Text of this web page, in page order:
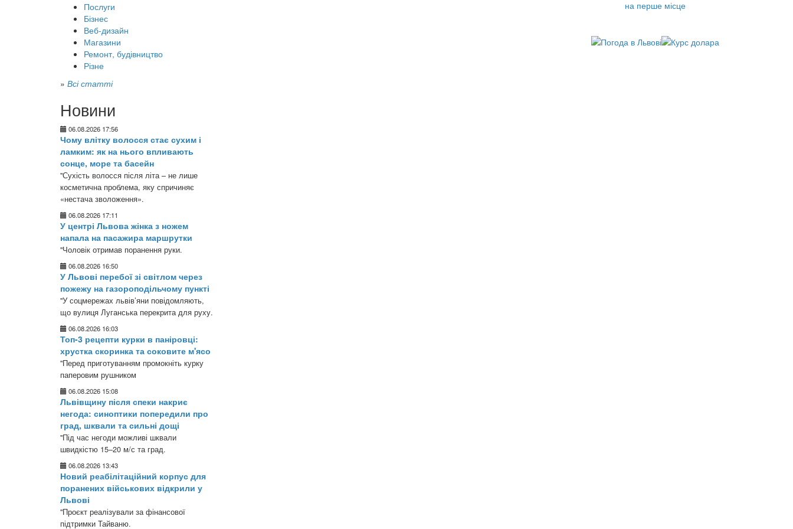
Послуги
Бізнес
Веб-дизайн
Магазини
Ремонт, будівництво
Різне
» Всі статті
Новини
06.08.2026 17:56
Чому влітку волосся стає сухим і
ламким: як на нього впливають
сонце, море та басейн
"Сухість волосся після літа – не лише
косметична проблема, яку спричиняє
«нестача зволоження».
06.08.2026 17:11
У центрі Львова жінка з ножем
напала на пасажира маршрутки
"Чоловік отримав поранення руки.
06.08.2026 16:50
У Львові перебої зі світлом через
пожежу на газороподільчому пункті
"У соцмережах львів’яни повідомляють,
що вулиця Луганська перекрита для руху.
06.08.2026 16:03
Топ-3 рецепти курки в паніровці:
хрустка скоринка та соковите м'ясо
"Перед приготуванням промокніть курку
паперовим рушником
06.08.2026 15:08
Львівщину після спеки накриє
негода: синоптики попередили про
град, шквали та сильні дощі
"Під час негоди можливі шквали
швидкістю 15–20 м/с та град.
06.08.2026 13:43
Новий реабілітаційний корпус для
поранених військових відкрили у
Львові
"Проєкт реалізували за фінансової
підтримки Тайваню.
на перше місце